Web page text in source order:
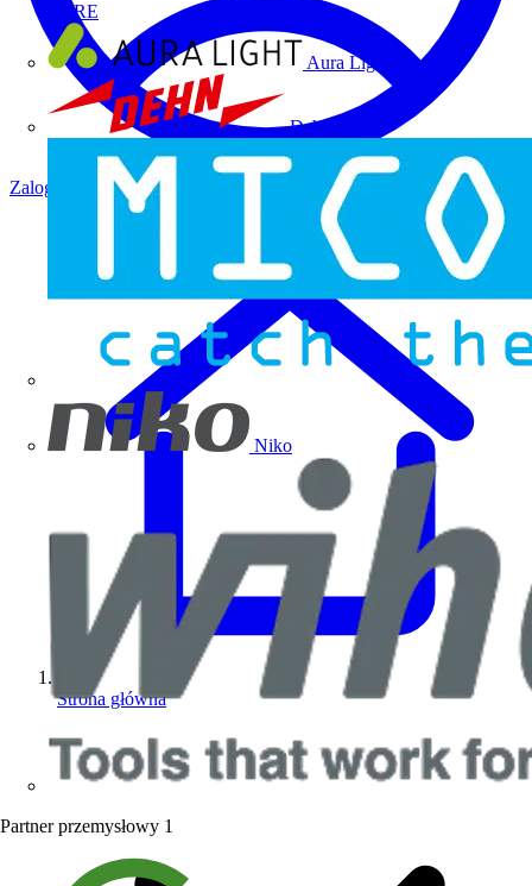
ALRE
Aura Light
Dehn
Niko
Partner przemysłowy 1
Zaloguj się Zarejestruj się
Strona główna